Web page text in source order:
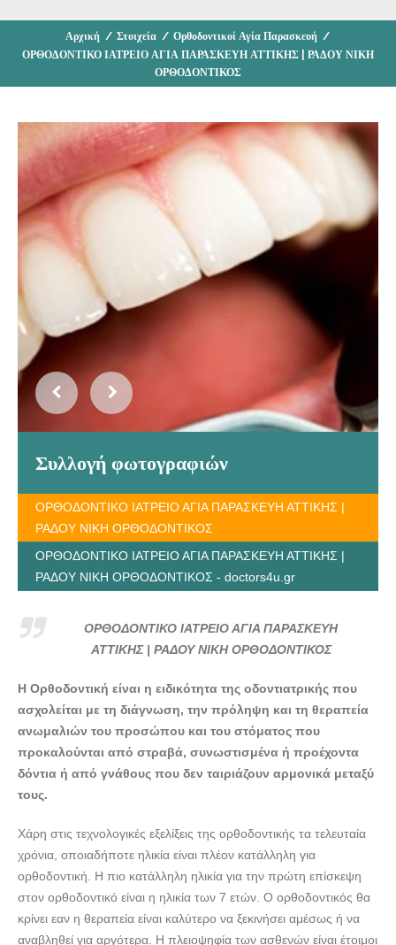
Αρχική / Στοιχεία / Ορθοδοντικοί Αγία Παρασκευή /
ΟΡΘΟΔΟΝΤΙΚΟ ΙΑΤΡΕΙΟ ΑΓΙΑ ΠΑΡΑΣΚΕΥΗ ΑΤΤΙΚΗΣ | ΡΑΔΟΥ ΝΙΚΗ
ΟΡΘΟΔΟΝΤΙΚΟΣ
Συλλογή φωτογραφιών
ΟΡΘΟΔΟΝΤΙΚΟ ΙΑΤΡΕΙΟ ΑΓΙΑ ΠΑΡΑΣΚΕΥΗ ΑΤΤΙΚΗΣ |
ΡΑΔΟΥ ΝΙΚΗ ΟΡΘΟΔΟΝΤΙΚΟΣ
ΟΡΘΟΔΟΝΤΙΚΟ ΙΑΤΡΕΙΟ ΑΓΙΑ ΠΑΡΑΣΚΕΥΗ ΑΤΤΙΚΗΣ |
ΡΑΔΟΥ ΝΙΚΗ ΟΡΘΟΔΟΝΤΙΚΟΣ - doctors4u.gr
ΟΡΘΟΔΟΝΤΙΚΟ ΙΑΤΡΕΙΟ ΑΓΙΑ ΠΑΡΑΣΚΕΥΗ
ΑΤΤΙΚΗΣ | ΡΑΔΟΥ ΝΙΚΗ ΟΡΘΟΔΟΝΤΙΚΟΣ
Η Ορθοδοντική είναι η ειδικότητα της οδοντιατρικής που
ασχολείται με τη διάγνωση, την πρόληψη και τη θεραπεία
ανωμαλιών του προσώπου και του στόματος που
προκαλούνται από στραβά, συνωστισμένα ή προέχοντα
δόντια ή από γνάθους που δεν ταιριάζουν αρμονικά μεταξύ
τους.
Χάρη στις τεχνολογικές εξελίξεις της ορθοδοντικής τα τελευταία
χρόνια, οποιαδήποτε ηλικία είναι πλέον κατάλληλη για
ορθοδοντική. Η πιο κατάλληλη ηλικία για την πρώτη επίσκεψη
στον ορθοδοντικό είναι η ηλικία των 7 ετών. Ο ορθοδοντικός θα
κρίνει εαν η θεραπεία είναι καλύτερο να ξεκινήσει αμέσως ή να
αναβληθεί για αργότερα. Η πλειοψηφία των ασθενών είναι έτοιμοι